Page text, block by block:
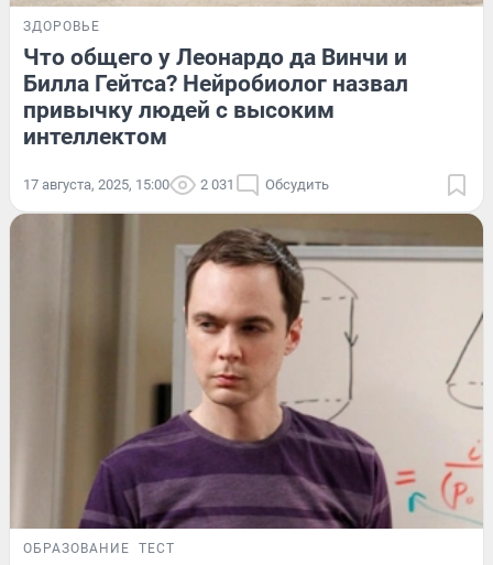
ЗДОРОВЬЕ
Что общего у Леонардо да Винчи и
Билла Гейтса? Нейробиолог назвал
привычку людей с высоким
интеллектом
17 августа, 2025, 15:00 2 031 Обсудить
ОБРАЗОВАНИЕ ТЕСТ